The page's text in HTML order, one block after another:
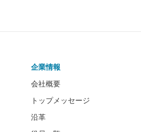
企業情報
会社概要
トップメッセージ
沿革